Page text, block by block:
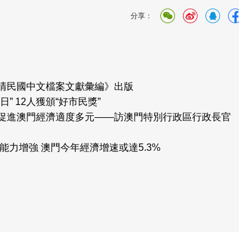
分享：
民國中文檔案文獻彙編》出版
” 12人獲頒“好市民獎”
進澳門經濟適度多元——訪澳門特別行政區行政長官
力增強 澳門今年經濟增速或達5.3%